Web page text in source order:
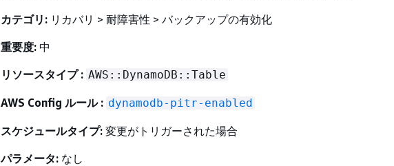
カテゴリ: リカバリ > 耐障害性 > バックアップの有効化
重要度: 中
リソースタイプ : AWS::DynamoDB::Table
AWS Config ルール : dynamodb-pitr-enabled
スケジュールタイプ: 変更がトリガーされた場合
パラメータ: なし